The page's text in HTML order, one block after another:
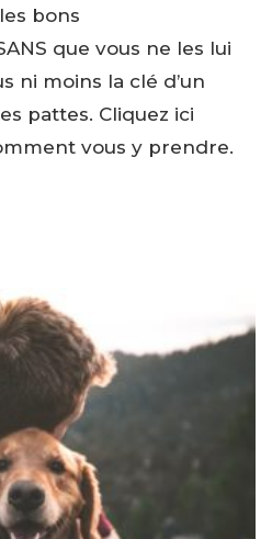
bons
que vous ne les lui
ni moins la clé d’un
pattes. Cliquez ici
vous y prendre.